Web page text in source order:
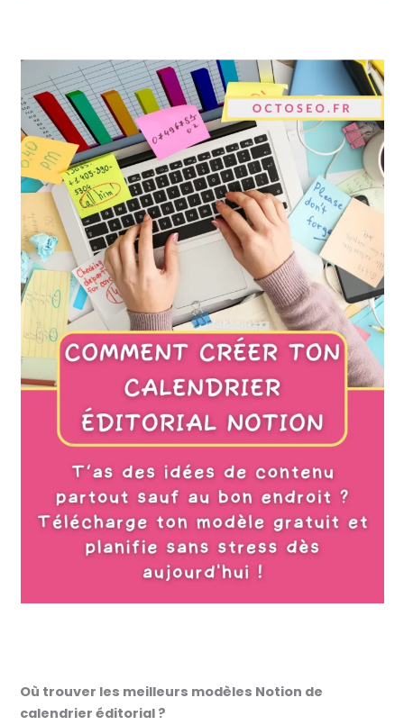
Où trouver les meilleurs modèles Notion de
calendrier éditorial ?